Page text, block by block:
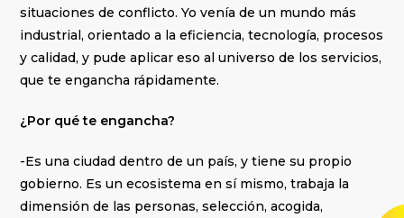
situaciones de conflicto. Yo venía de un mundo más
industrial, orientado a la eficiencia, tecnología, procesos
y calidad, y pude aplicar eso al universo de los servicios,
que te engancha rápidamente.
¿Por qué te engancha?
-Es una ciudad dentro de un país, y tiene su propio
gobierno. Es un ecosistema en sí mismo, trabaja la
dimensión de las personas, selección, acogida,